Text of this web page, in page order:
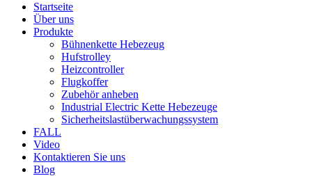
Startseite
Über uns
Produkte
Bühnenkette Hebezeug
Hufstrolley
Heizcontroller
Flugkoffer
Zubehör anheben
Industrial Electric Kette Hebezeuge
Sicherheitslastüberwachungssystem
FALL
Video
Kontaktieren Sie uns
Blog